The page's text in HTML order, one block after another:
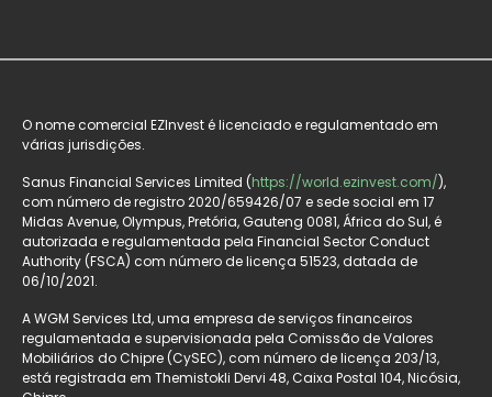
O nome comercial EZInvest é licenciado e regulamentado em
várias jurisdições.
Sanus Financial Services Limited (https://world.ezinvest.com/),
com número de registro 2020/659426/07 e sede social em 17
Midas Avenue, Olympus, Pretória, Gauteng 0081, África do Sul, é
autorizada e regulamentada pela Financial Sector Conduct
Authority (FSCA) com número de licença 51523, datada de
06/10/2021.
A WGM Services Ltd, uma empresa de serviços financeiros
regulamentada e supervisionada pela Comissão de Valores
Mobiliários do Chipre (CySEC), com número de licença 203/13,
está registrada em Themistokli Dervi 48, Caixa Postal 104, Nicósia,